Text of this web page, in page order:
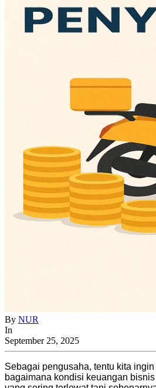
By NUR
In
September 25, 2025
Sebagai pengusaha, tentu kita
bagaimana kondisi keuangan